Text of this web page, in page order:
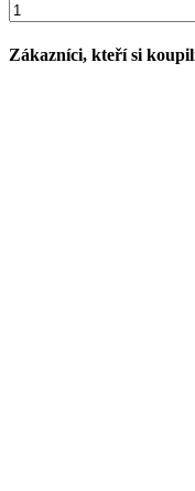
Zákazníci, kteří si